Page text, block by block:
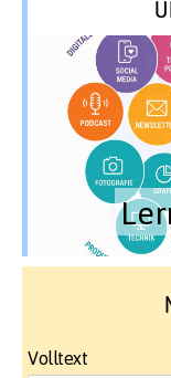
Volltext